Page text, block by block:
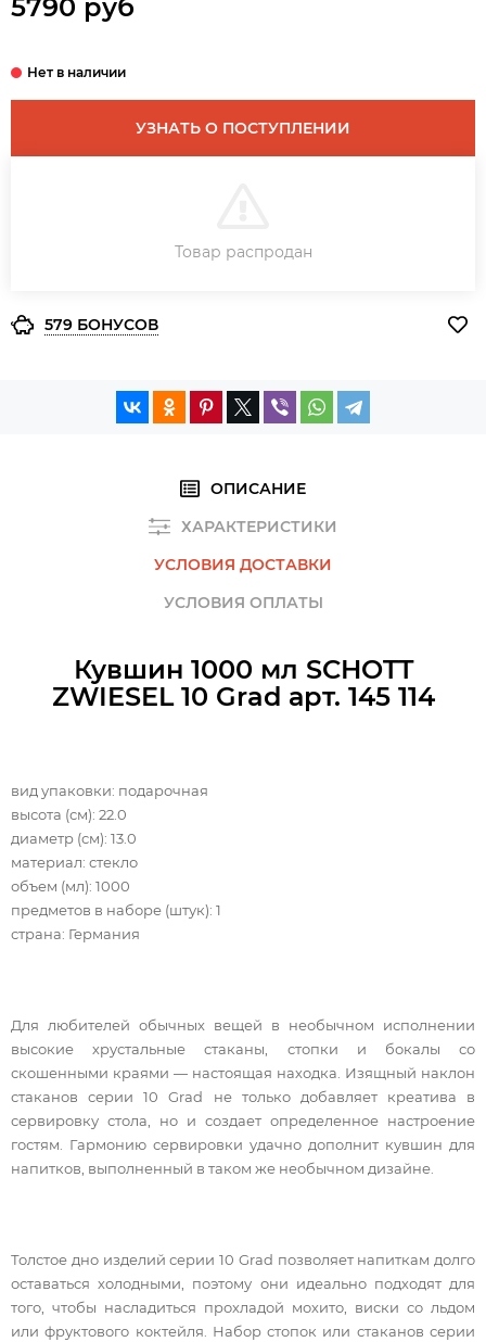
5790 руб
УЗНАТЬ О ПОСТУПЛЕНИИ
ЗАКАЗ В ОДИН КЛИК
Товар распродан
579 БОНУСОВ
ОПИСАНИЕ
ХАРАКТЕРИСТИКИ
УСЛОВИЯ ДОСТАВКИ
УСЛОВИЯ ОПЛАТЫ
Кувшин 1000 мл SCHOTT
ZWIESEL 10 Grad арт. 145 114
вид упаковки: подарочная
высота (см): 22.0
диаметр (см): 13.0
материал: стекло
объем (мл): 1000
предметов в наборе (штук): 1
страна: Германия
Для любителей обычных вещей в необычном исполнении
высокие хрустальные стаканы, стопки и бокалы со
скошенными краями — настоящая находка. Изящный наклон
стаканов серии 10 Grad не только добавляет креатива в
сервировку стола, но и создает определенное настроение
гостям. Гармонию сервировки удачно дополнит кувшин для
напитков, выполненный в таком же необычном дизайне.
Толстое дно изделий серии 10 Grad позволяет напиткам долго
оставаться холодными, поэтому они идеально подходят для
того, чтобы насладиться прохладой мохито, виски со льдом
или фруктового коктейля. Набор стопок или стаканов серии